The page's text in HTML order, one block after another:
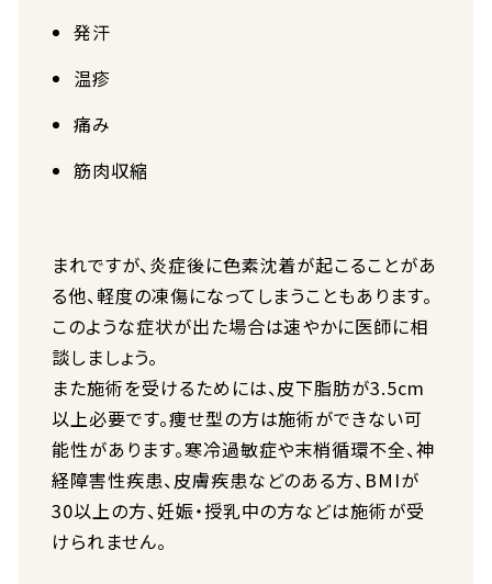
発汗
温疹
痛み
筋肉収縮
まれですが、炎症後に色素沈着が起こることがあ
る他、軽度の凍傷になってしまうこともあります。
このような症状が出た場合は速やかに医師に相
談しましょう。
また施術を受けるためには、皮下脂肪が3.5cm
以上必要です。痩せ型の方は施術ができない可
能性があります。寒冷過敏症や末梢循環不全、神
経障害性疾患、皮膚疾患などのある方、BMIが
30以上の方、妊娠・授乳中の方などは施術が受
けられません。